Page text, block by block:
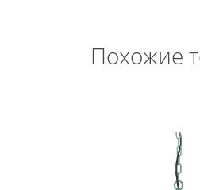
Похожие